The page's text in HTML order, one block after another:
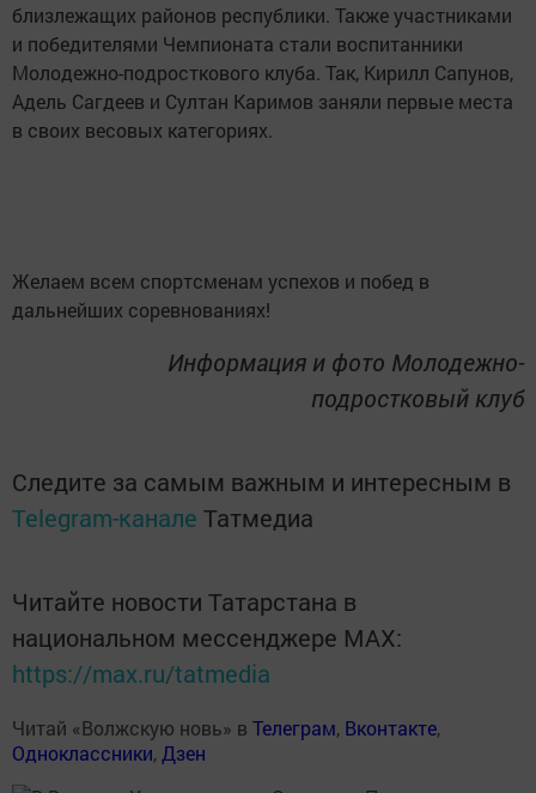
близлежащих районов республики. Также участниками
и победителями Чемпионата стали воспитанники
Молодежно-подросткового клуба. Так, Кирилл Сапунов,
Адель Сагдеев и Султан Каримов заняли первые места
в своих весовых категориях.
Желаем всем спортсменам успехов и побед в
дальнейших соревнованиях!
Информация и фото Молодежно-
подростковый клуб
Следите за самым важным и интересным в
Telegram-канале Татмедиа
Читайте новости Татарстана в
национальном мессенджере MАХ:
https://max.ru/tatmedia
Читай «Волжскую новь» в Телеграм, Вконтакте,
Одноклассники, Дзен